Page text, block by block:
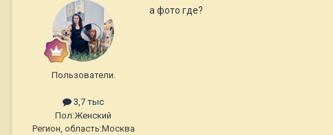
Пользователи.
3,7 тыс
Пол:Женский
Регион, область:Москва
а фото где?